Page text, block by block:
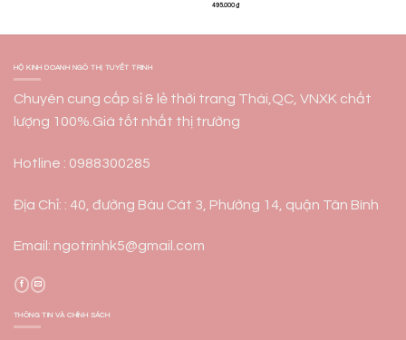
495.000₫
HỘ KINH DOANH NGÔ THỊ TUYẾT TRINH
Chuyên cung cấp sỉ & lẻ thời trang Thái,QC, VNXK chất
lượng 100%.Giá tốt nhất thị trường
Hotline : 0988300285
Địa Chỉ: : 40, đường Bàu Cát 3, Phường 14, quận Tân Bình
Email: ngotrinhk5@gmail.com
THÔNG TIN VÀ CHÍNH SÁCH